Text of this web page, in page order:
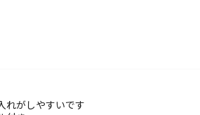
れがしやすいです